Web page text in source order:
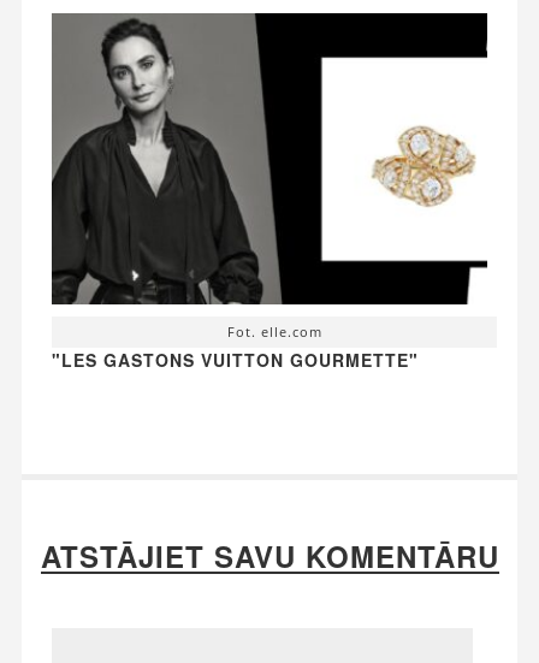
Fot. elle.com
"LES GASTONS VUITTON GOURMETTE"
ATSTĀJIET SAVU KOMENTĀRU